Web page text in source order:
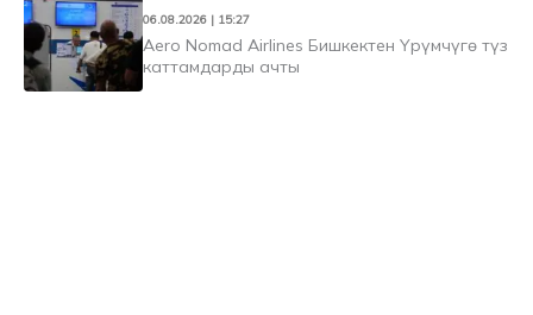
06.08.2026 | 15:27
Aero Nomad Airlines Бишкектен Үрүмчүгө түз
каттамдарды ачты